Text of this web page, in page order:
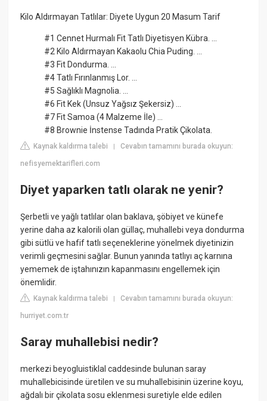
Kilo Aldırmayan Tatlılar: Diyete Uygun 20 Masum Tarif
#1 Cennet Hurmalı Fit Tatlı Diyetisyen Kübra. ...
#2 Kilo Aldırmayan Kakaolu Chia Puding. ...
#3 Fit Dondurma. ...
#4 Tatlı Fırınlanmış Lor. ...
#5 Sağlıklı Magnolia. ...
#6 Fit Kek (Unsuz Yağsız Şekersiz) ...
#7 Fit Samoa (4 Malzeme İle) ...
#8 Brownie İnstense Tadında Pratik Çikolata.
Kaynak kaldırma talebi |Cevabın tamamını burada okuyun:
nefisyemektarifleri.com
Diyet yaparken tatlı olarak ne yenir?
Şerbetli ve yağlı tatlılar olan baklava, şöbiyet ve künefe
yerine daha az kalorili olan güllaç, muhallebi veya dondurma
gibi sütlü ve hafif tatlı seçeneklerine yönelmek diyetinizin
verimli geçmesini sağlar. Bunun yanında tatlıyı aç karnına
yememek de iştahınızın kapanmasını engellemek için
önemlidir.
Kaynak kaldırma talebi |Cevabın tamamını burada okuyun:
hurriyet.com.tr
Saray muhallebisi nedir?
merkezi beyogluistiklal caddesinde bulunan saray
muhallebicisinde üretilen ve su muhallebisinin üzerine koyu,
ağdalı bir çikolata sosu eklenmesi suretiyle elde edilen